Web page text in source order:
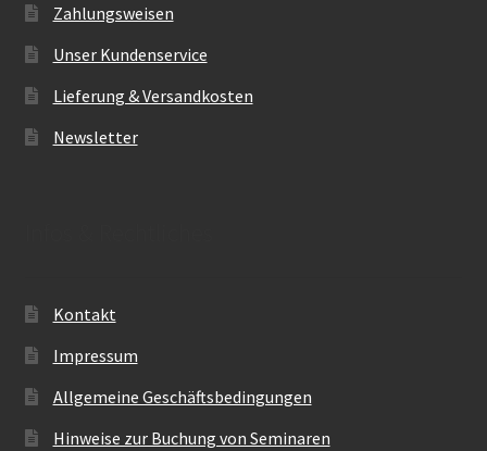
Zahlungsweisen
Unser Kundenservice
Lieferung & Versandkosten
Newsletter
Kontakt
Impressum
Allgemeine Geschäftsbedingungen
Hinweise zur Buchung von Seminaren